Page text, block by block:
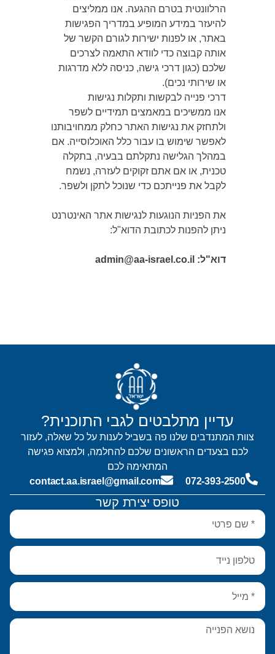
הרלוונטית בטרם ההגעה. אנו ממליצים
להיעזר במידע המופיע במדריך הפגישות
באתר, או לפנות ישירות לגורם הקשר של
אותה קבוצה כדי לוודא התאמה לצרכים
שלכם (כגון דרכי גישה, כניסה ללא מדרגות
או שירותי נכים).
דרכי פנייה לבקשות ותקלות נגישות
אנו ממשיכים במאמצים תמידיים לשפר
ולתחזק את נגישות האתר כחלק ממחויבותנו
לאפשר שימוש בו עבור כלל האוכלוסייה. אם
במהלך הגלישה נתקלתם בבעיה, בתקלה
טכנית, או אם אתם זקוקים לעזרה, נשמח
לקבל את פנייתכם כדי שנוכל לתקן ולשפר.
את הפניות הנוגעות לנגישות אתר האינטרנט
ניתן להפנות לכתובת הדוא"ל:
דוא"ל: admin@aa-israel.co.il
טופס יצירת קשר
עדיין מתלבטים לגבי התוכנית?
צוות המתנדבים שלנו פה בשביל לענות על כל שאלה, לעזור
לכם בצעדים הראשונים שלכם להחלמה, ולמצוא פגישה
המתאימה לכם
072-393-2500
contact.aa.israel@gmail.com